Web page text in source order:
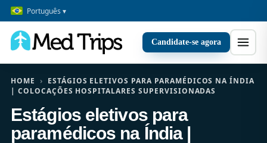
Português ▾
Candidate-se agora
HOME › ESTÁGIOS ELETIVOS PARA PARAMÉDICOS NA ÍNDIA
| COLOCAÇÕES HOSPITALARES SUPERVISIONADAS
Estágios eletivos para
paramédicos na Índia |